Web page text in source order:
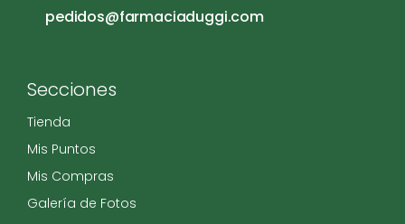
pedidos@farmaciaduggi.com
Secciones
Tienda
Mis Puntos
Mis Compras
Galería de Fotos